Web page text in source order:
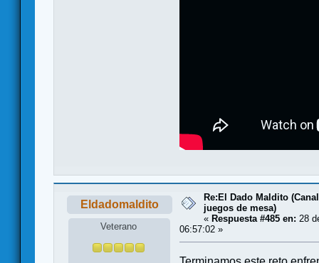
Eldadomaldito
Veterano
Re:El Dado Maldito
juegos de mesa)
« Respuesta #485 en: 28
06:57:02 »